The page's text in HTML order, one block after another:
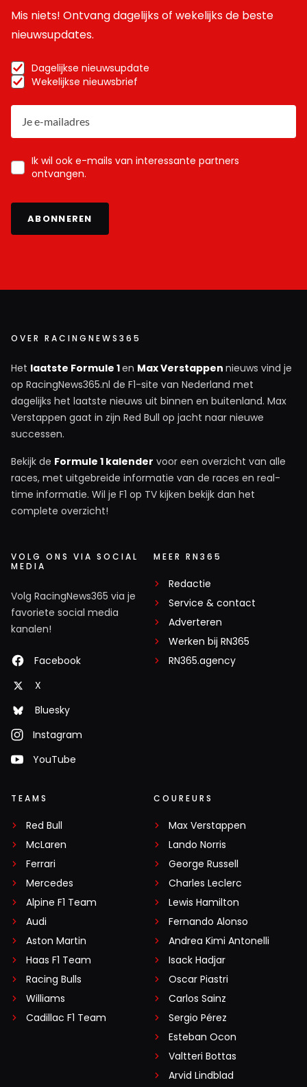
Mis niets! Ontvang dagelijks of wekelijks de beste
nieuwsupdates.
Dagelijkse nieuwsupdate
Wekelijkse nieuwsbrief
Ik wil ook e-mails van interessante partners
ontvangen.
ABONNEREN
OVER RACINGNEWS365
Het laatste Formule 1en Max Verstappen nieuws vind je
op RacingNews365.nl de F1-site van Nederland met
dagelijks het laatste nieuws uit binnen en buitenland. Max
Verstappen gaat in zijn Red Bull op jacht naar nieuwe
successen.
Bekijk de Formule 1 kalender voor een overzicht van alle
races, met uitgebreide informatie van de races en real-
time informatie. Wil je F1 op TV kijken bekijk dan het
complete overzicht!
VOLG ONS VIA SOCIAL
MEDIA
Volg RacingNews365 via je
favoriete social media
kanalen!
Facebook
X
Bluesky
Instagram
YouTube
MEER RN365
Redactie
Service & contact
Adverteren
Werken bij RN365
RN365.agency
TEAMS
Red Bull
McLaren
Ferrari
Mercedes
Alpine F1 Team
Audi
Aston Martin
Haas F1 Team
Racing Bulls
Williams
Cadillac F1 Team
COUREURS
Max Verstappen
Lando Norris
George Russell
Charles Leclerc
Lewis Hamilton
Fernando Alonso
Andrea Kimi Antonelli
Isack Hadjar
Oscar Piastri
Carlos Sainz
Sergio Pérez
Esteban Ocon
Valtteri Bottas
Arvid Lindblad